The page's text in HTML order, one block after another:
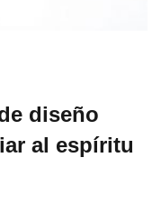
diseño
al espíritu